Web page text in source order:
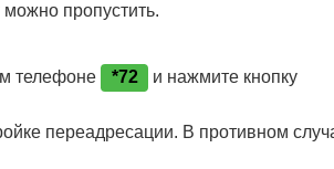
пропустить.
телефоне
*72
и нажмите кнопку
переадресации. В противном